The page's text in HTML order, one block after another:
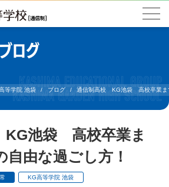
ログ
等学院 池袋 ブログ 通信制高校 KG池袋 高校卒業ま
池袋 高校卒業ま
自由な過ごし方！
KG高等学院 池袋